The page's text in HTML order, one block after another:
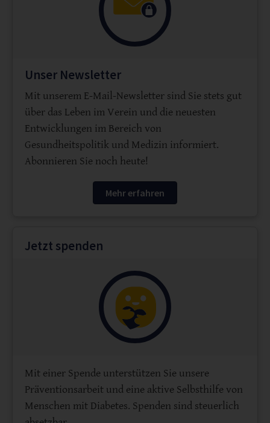
Unser Newsletter
Mit unserem E-Mail-Newsletter sind Sie stets gut
über das Leben im Verein und die neuesten
Entwicklungen im Bereich von
Gesundheitspolitik und Medizin informiert.
Abonnieren Sie noch heute!
Mehr erfahren
Jetzt spenden
Mit einer Spende unterstützen Sie unsere
Präventionsarbeit und eine aktive Selbsthilfe von
Menschen mit Diabetes. Spenden sind steuerlich